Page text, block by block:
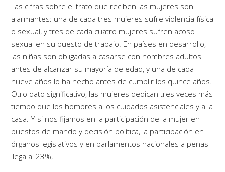
Las cifras sobre el trato que reciben las mujeres son
alarmantes: una de cada tres mujeres sufre violencia física
o sexual, y tres de cada cuatro mujeres sufren acoso
sexual en su puesto de trabajo. En países en desarrollo,
las niñas son obligadas a casarse con hombres adultos
antes de alcanzar su mayoría de edad, y una de cada
nueve años lo ha hecho antes de cumplir los quince años.
Otro dato significativo, las mujeres dedican tres veces más
tiempo que los hombres a los cuidados asistenciales y a la
casa. Y si nos fijamos en la participación de la mujer en
puestos de mando y decisión política, la participación en
órganos legislativos y en parlamentos nacionales a penas
llega al 23%,